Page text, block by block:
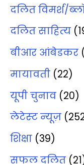
दलित विमर्श/
दलित साहित्‍य
बीआर आंबेडकर
मायावती (22)
यूपी चुनाव (20)
लेटेस्‍ट न्‍यूज़
शिक्षा (39)
सफल दलित